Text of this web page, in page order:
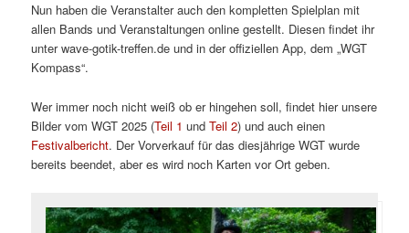
Nun haben die Veranstalter auch den kompletten Spielplan mit
allen Bands und Veranstaltungen online gestellt. Diesen findet ihr
unter wave-gotik-treffen.de und in der offiziellen App, dem „WGT
Kompass“.
Wer immer noch nicht weiß ob er hingehen soll, findet hier unsere
Bilder vom WGT 2025 (Teil 1 undTeil 2) und auch einen
Festivalbericht. Der Vorverkauf für das diesjährige WGT wurde
bereits beendet, aber es wird noch Karten vor Ort geben.